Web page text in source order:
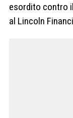
esordito contro
al Lincoln